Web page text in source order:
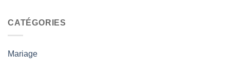
CATÉGORIES
Mariage